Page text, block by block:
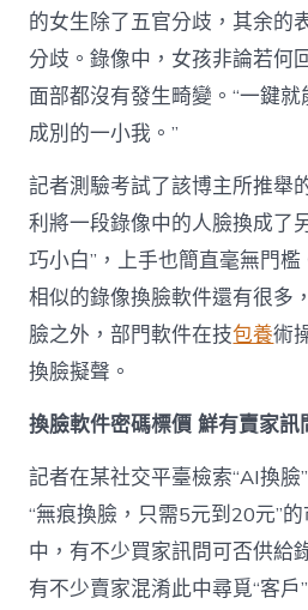
的女生除了五官分歧，其余的
分歧。錄像中，女孩非論若何
面部都沒有發生畸變。“一鍵
成別的一小我。”
記者測驗考試了該博主所推舉
利將一段錄像中的人臉換成了
巧小白”，上手也簡直毫無門
相似的錄像換臉軟件還有很多
臉之外，部門軟件在技包養術
換臉擬聲。
換臉軟件密碼標價 鮮有賣家訊
記者在某社交平臺檢索“AI換臉
“無痕換臉，只需5元到20元”
中，有不少買家訊問可否供給
有不少賣家混淆此中尋覓“客